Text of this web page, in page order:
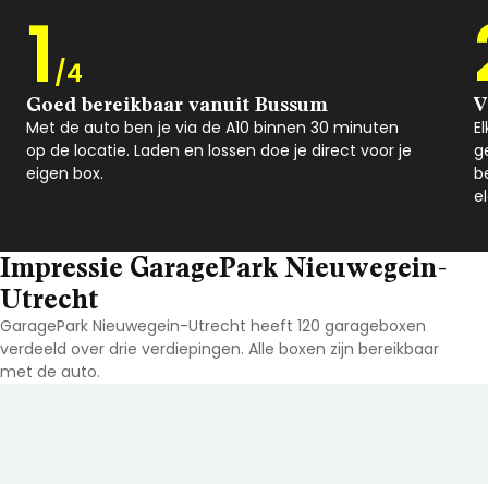
1 /4
Goed bereikbaar vanuit Bussum
Met de auto ben je via de A10 binnen 30 minuten
op de locatie. Laden en lossen doe je direct voor je
eigen box.
Impressie GaragePark Nieuwegein-
Utrecht
GaragePark Nieuwegein-Utrecht heeft 120 garageboxen
verdeeld over drie verdiepingen. Alle boxen zijn bereikbaar
met de auto.